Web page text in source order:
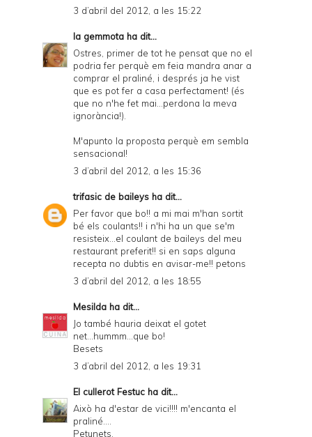
3 d’abril del 2012, a les 15:22
la gemmota ha dit...
Ostres, primer de tot he pensat que no el
podria fer perquè em feia mandra anar a
comprar el praliné, i després ja he vist
que es pot fer a casa perfectament! (és
que no n'he fet mai...perdona la meva
ignorància!).
M'apunto la proposta perquè em sembla
sensacional!
3 d’abril del 2012, a les 15:36
trifasic de baileys ha dit...
Per favor que bo!! a mi mai m'han sortit
bé els coulants!! i n'hi ha un que se'm
resisteix...el coulant de baileys del meu
restaurant preferit!! si en saps alguna
recepta no dubtis en avisar-me!! petons
3 d’abril del 2012, a les 18:55
Mesilda ha dit...
Jo també hauria deixat el gotet
net...hummm...que bo!
Besets
3 d’abril del 2012, a les 19:31
El cullerot Festuc ha dit...
Això ha d'estar de vici!!!! m'encanta el
praliné....
Petunets,